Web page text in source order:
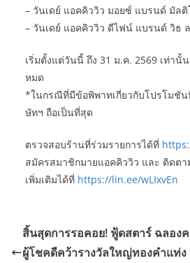
– วันเดย์ แอคคิววิว มอยซ์ แบรนด์ มัล
– วันเดย์ แอคคิววิว ดีไฟน์ แบรนด์ วิธ
เริ่มตั้งแต่วันนี้ ถึง 31 ม.ค. 2569 เท่านั้
หมด
*ในกรณีที่มีข้อพิพาทเกี่ยวกับโปรโมชั
ษัทฯ ถือเป็นที่สุด
ตรวจสอบร้านที่ร่วมรายการได้ที่
สมัครสมาชิกมายแอคคิววิว และ ติดต
เพิ่มเติมได้ที่ https://lin.ee/wLIxvEn
สิ้นสุดการรอคอย! ฟู้ดสตาร์ ฉลอง
ผู้โชคดีคว้ารางวัลใหญ่ทองคำแท่ง